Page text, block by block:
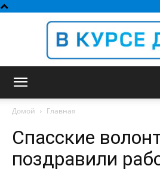
курсе
Домой Главная
Спасские
поздравили